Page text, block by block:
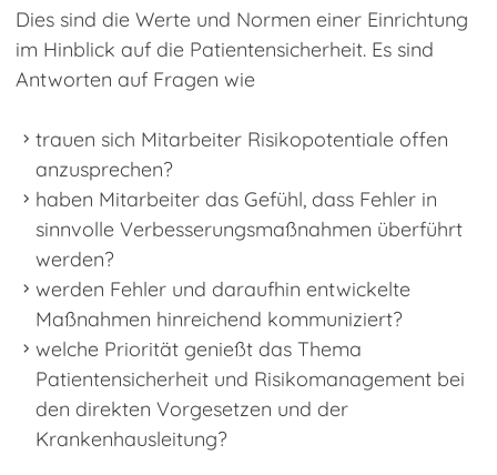
Dies sind die Werte und Normen einer Einrichtung
im Hinblick auf die Patientensicherheit. Es sind
Antworten auf Fragen wie
trauen sich Mitarbeiter Risikopotentiale offen
anzusprechen?
haben Mitarbeiter das Gefühl, dass Fehler in
sinnvolle Verbesserungsmaßnahmen überführt
werden?
werden Fehler und daraufhin entwickelte
Maßnahmen hinreichend kommuniziert?
welche Priorität genießt das Thema
Patientensicherheit und Risikomanagement bei
den direkten Vorgesetzen und der
Krankenhausleitung?